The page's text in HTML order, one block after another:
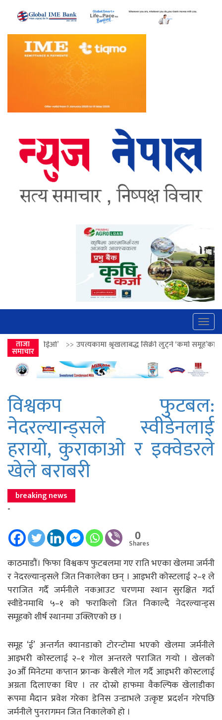
ताजा
समाचार
उपत्यकामा श्रृंखलाबद्ध सिक्री लुट्ने ‘कर्मा समूह’का नाइकेसहित पाँच पक्राउ
विश्वकप फुटबल:
नेदरल्यान्ड्सले स्वीडेनलाई
हरायो, कुराकाओ र इक्वेडरले
खेले बराबरी
breaking news
-
0
Shares
काठमाडौं। फिफा विश्वकप फुटबलमा गए राति भएका खेलमा जर्मनी
र नेदरल्यान्ड्सले जित निकालेका छन् । आइभरी कोस्टलाई २–१ ले
पराजित गर्दै जर्मनीले नकआउट चरणमा स्थान सुरक्षित गर्दा
स्वीडेनमाथि ५–१ को फराकिलो जित निकाल्दै नेदरल्यान्ड्स
समूहको शीर्ष स्थानमा उक्लिएको छ ।
समूह ‘ई’ अन्तर्गत क्यानडाको टोरन्टोमा भएको खेलमा जर्मनीले
आइभरी कोस्टलाई २–१ गोल अन्तरले पराजित गर्‍यो । खेलको
३०औँ मिनेटमा कप्तान फ्रान्क केसीले गोल गर्दै आइभरी कोस्टलाई
अग्रता दिलाएका थिए । तर दोस्रो हाफमा वैकल्पिक खेलाडीका
रूपमा मैदान प्रवेश गरेका डेनिस उन्डाभले उत्कृष्ट प्रदर्शन गरेपछि
जर्मनीले पुनरागमन जित निकालेको हो ।